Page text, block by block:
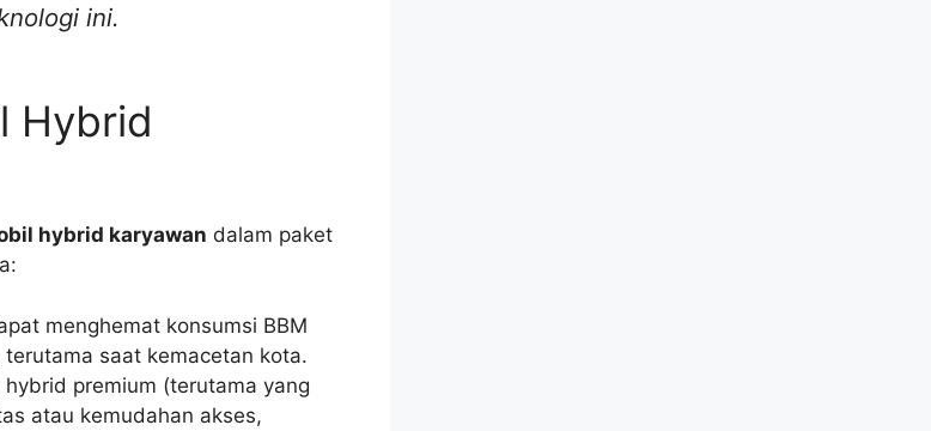
ini.
Hybrid
hybrid karyawan dalam paket
menghemat konsumsi BBM
saat kemacetan kota.
premium (terutama yang
atau kemudahan akses,